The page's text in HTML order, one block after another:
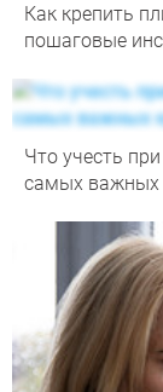
Как крепить
пошаговые
Что учесть
самых важных